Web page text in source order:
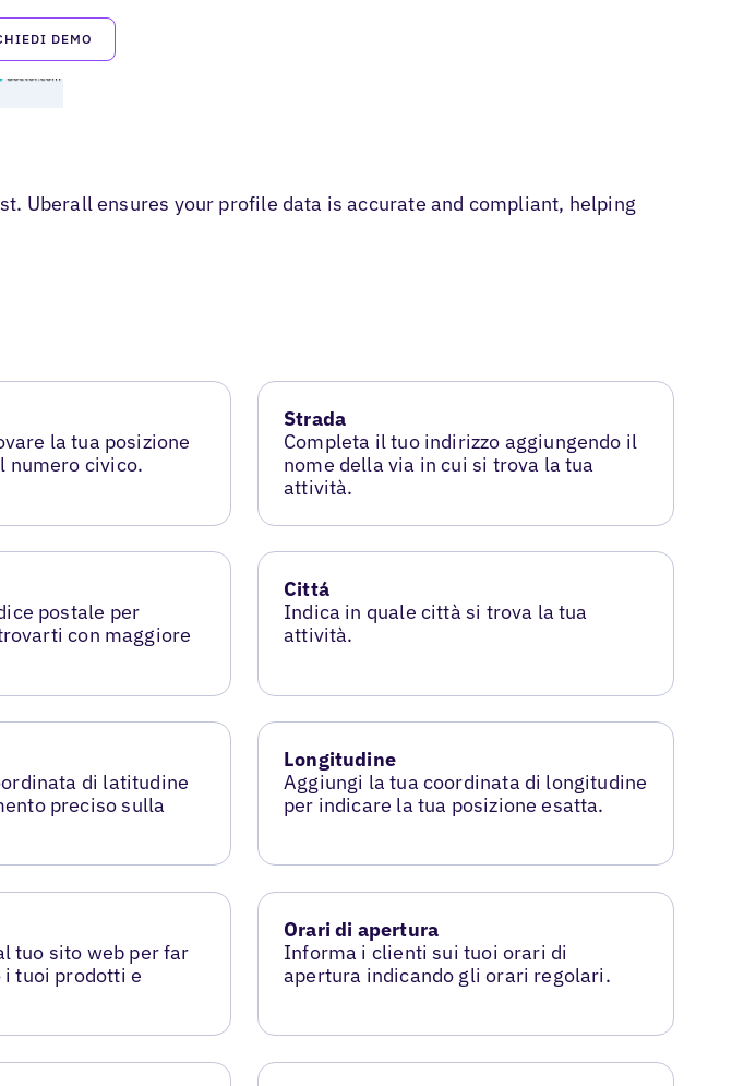
DEMO
Uberall ensures your profile data is accurate and compliant, helping
la tua posizione
numero civico.
Strada
Completa il tuo indirizzo aggiungendo il
nome della via in cui si trova la tua
attività.
postale per
con maggiore
Cittá
Indica in quale città si trova la tua
attività.
di latitudine
preciso sulla
Longitudine
Aggiungi la tua coordinata di longitudine
per indicare la tua posizione esatta.
tuo sito web per far
tuoi prodotti e
Orari di apertura
Informa i clienti sui tuoi orari di
apertura indicando gli orari regolari.